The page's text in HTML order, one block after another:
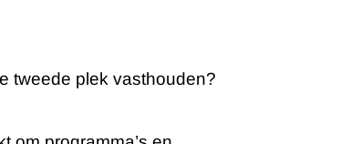
tweede plek vasthouden?